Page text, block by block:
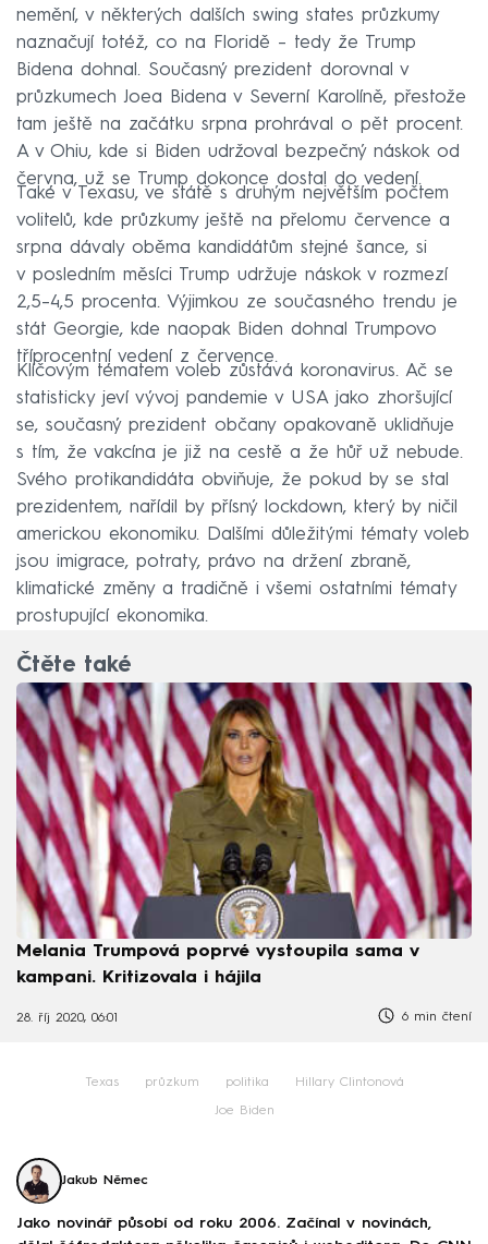
nemění, v některých dalších swing states průzkumy
naznačují totéž, co na Floridě – tedy že Trump
Bidena dohnal. Současný prezident dorovnal v
průzkumech Joea Bidena v Severní Karolíně, přestože
tam ještě na začátku srpna prohrával o pět procent.
A v Ohiu, kde si Biden udržoval bezpečný náskok od
června, už se Trump dokonce dostal do vedení.
Také v Texasu, ve státě s druhým největším počtem
volitelů, kde průzkumy ještě na přelomu července a
srpna dávaly oběma kandidátům stejné šance, si
v posledním měsíci Trump udržuje náskok v rozmezí
2,5–4,5 procenta. Výjimkou ze současného trendu je
stát Georgie, kde naopak Biden dohnal Trumpovo
tříprocentní vedení z července.
Klíčovým tématem voleb zůstává koronavirus. Ač se
statisticky jeví vývoj pandemie v USA jako zhoršující
se, současný prezident občany opakovaně uklidňuje
s tím, že vakcína je již na cestě a že hůř už nebude.
Svého protikandidáta obviňuje, že pokud by se stal
prezidentem, nařídil by přísný lockdown, který by ničil
americkou ekonomiku. Dalšími důležitými tématy voleb
jsou imigrace, potraty, právo na držení zbraně,
klimatické změny a tradičně i všemi ostatními tématy
prostupující ekonomika.
Čtěte také
Melania Trumpová poprvé vystoupila sama v
kampani. Kritizovala i hájila
28. říj 2020, 06:01 6 min čtení
Texas průzkum politika Hillary Clintonová
Joe Biden
Jakub Němec
Jako novinář působí od roku 2006. Začínal v novinách,